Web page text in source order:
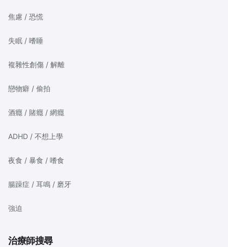
焦慮 / 恐慌
失眠 / 嗜睡
複雜性創傷 / 解離
戀物癖 / 偷拍
酒癮 / 賭癮 / 網癮
ADHD / 不想上學
夜食 / 暴食 / 嗜食
腸躁症 / 耳鳴 / 磨牙
強迫
治療師搜尋